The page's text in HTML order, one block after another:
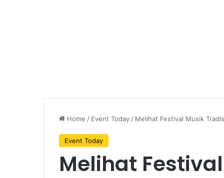
Home / Event Today/ Melihat Festival Musik
Event Today
Melihat